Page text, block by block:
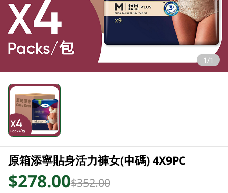
1/1
原箱添寧貼身活力褲女(中碼) 4X9PC
$278.00$352.00